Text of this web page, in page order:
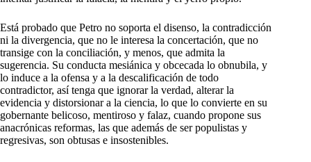
Está probado que Petro no soporta el disenso, la contradicción
ni la divergencia, que no le interesa la concertación, que no
transige con la conciliación, y menos, que admita la
sugerencia. Su conducta mesiánica y obcecada lo obnubila, y
lo induce a la ofensa y a la descalificación de todo
contradictor, así tenga que ignorar la verdad, alterar la
evidencia y distorsionar a la ciencia, lo que lo convierte en su
gobernante belicoso, mentiroso y falaz, cuando propone sus
anacrónicas reformas, las que además de ser populistas y
regresivas, son obtusas e insostenibles.